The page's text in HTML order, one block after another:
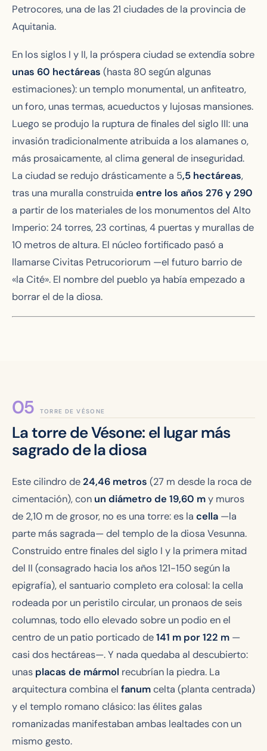
Petrocores, una de las 21 ciudades de la provincia de
Aquitania.
En los siglos I y II, la próspera ciudad se extendía sobre
unas 60 hectáreas (hasta 80 según algunas
estimaciones): un templo monumental, un anfiteatro,
un foro, unas termas, acueductos y lujosas mansiones.
Luego se produjo la ruptura de finales del siglo III: una
invasión tradicionalmente atribuida a los alamanes o,
más prosaicamente, al clima general de inseguridad.
La ciudad se redujo drásticamente a 5,5 hectáreas,
tras una muralla construida entre los años 276 y 290
a partir de los materiales de los monumentos del Alto
Imperio: 24 torres, 23 cortinas, 4 puertas y murallas de
10 metros de altura. El núcleo fortificado pasó a
llamarseCivitas Petrucoriorum —el futuro barrio de
«la Cité». El nombre del pueblo ya había empezado a
borrar el de la diosa.
TORRE DE VÉSONE
La torre de Vésone: el lugar más
sagrado de la diosa
Este cilindro de24,46 metros (27 m desde la roca de
cimentación), con un diámetro de 19,60 my muros
de 2,10 m de grosor, no es una torre: es la cella —la
parte más sagrada— del templo de la diosa Vesunna.
Construido entre finales del siglo I y la primera mitad
del II (consagrado hacia los años 121-150 según la
epigrafía), el santuario completo era colosal: la cella
rodeada por un peristilo circular, un pronaos de seis
columnas, todo ello elevado sobre un podio en el
centro de un patio porticado de141 m por 122 m —
casi dos hectáreas—. Y nada quedaba al descubierto:
unas placas de mármol recubrían la piedra. La
arquitectura combina el fanumcelta (planta centrada)
y el templo romano clásico: las élites galas
romanizadas manifestaban ambas lealtades con un
mismo gesto.